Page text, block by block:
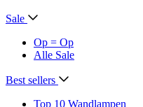
Sale
Op = Op
Alle Sale
Best sellers
Top 10 Wandlampen